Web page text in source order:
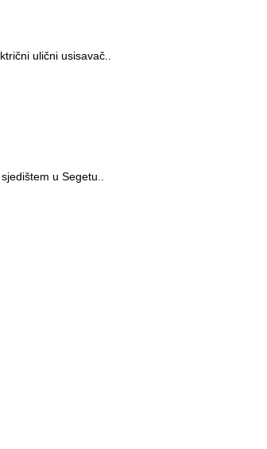
ulični usisavač..
u Segetu..